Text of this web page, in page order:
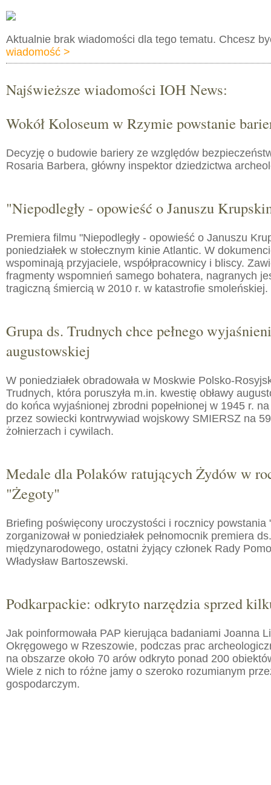
Aktualnie brak wiadomości dla tego tematu. Chcesz
wiadomość >
Najświeższe wiadomości IOH News:
Wokół Koloseum w Rzymie powstanie
Decyzję o budowie bariery ze względów
Rosaria Barbera, główny inspektor dziedzictwa
"Niepodległy - opowieść o Januszu
Premiera filmu "Niepodległy - opowieść o Januszu
poniedziałek w stołecznym kinie Atlantic. W
wspominają przyjaciele, współpracownicy i bliscy.
fragmenty wspomnień samego bohatera, nagranych
tragiczną śmiercią w 2010 r. w katastrofie smoleńskiej.
Grupa ds. Trudnych chce pełnego
augustowskiej
W poniedziałek obradowała w Moskwie Polsko-
Trudnych, która poruszyła m.in. kwestię obławy
do końca wyjaśnionej zbrodni popełnionej w 1945 r.
przez sowiecki kontrwywiad wojskowy SMIERSZ na
żołnierzach i cywilach.
Medale dla Polaków ratujących Żydów w
"Żegoty"
Briefing poświęcony uroczystości i rocznicy powstania
zorganizował w poniedziałek pełnomocnik premiera
międzynarodowego, ostatni żyjący członek Rady
Władysław Bartoszewski.
Podkarpackie: odkryto narzędzia sprzed
Jak poinformowała PAP kierująca badaniami Joanna
Okręgowego w Rzeszowie, podczas prac
na obszarze około 70 arów odkryto ponad 200
Wiele z nich to różne jamy o szeroko rozumianym
gospodarczym.